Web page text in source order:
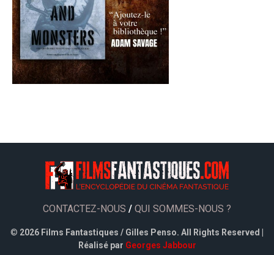
CONTACTEZ-NOUS / QUI SOMMES-NOUS ?
© 2026 Films Fantastiques / Gilles Penso. All Rights Reserved |
Réalisé par Georges Jabbour